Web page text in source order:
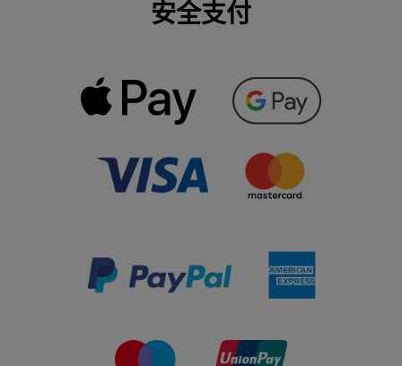
安全支付